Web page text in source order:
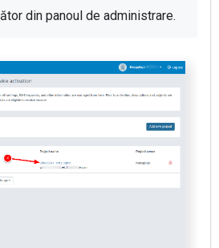
din panoul de administrare.